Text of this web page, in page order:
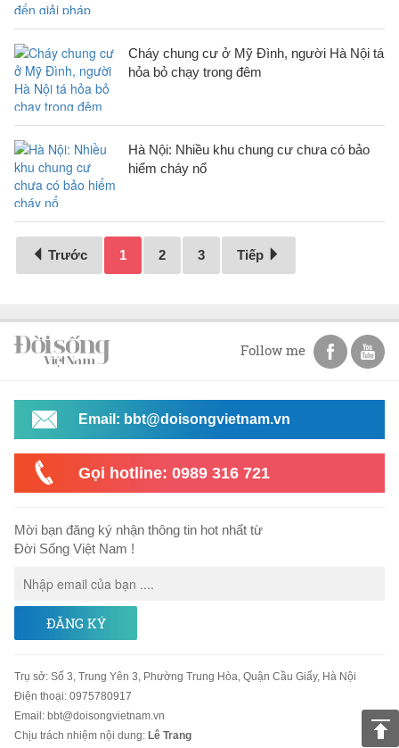
Cháy chung cư ở Mỹ Đình, người Hà Nội tá
hỏa bỏ chạy trong đêm
Hà Nội: Nhiều khu chung cư chưa có bảo
hiểm cháy nổ
Trước 1 2 3 Tiếp
Follow me
Email: bbt@doisongvietnam.vn
Gọi hotline: 0989 316 721
Mời bạn đăng ký nhận thông tin hot nhất từ
Đời Sống Việt Nam !
ĐĂNG KÝ
Trụ sở: Số 3, Trung Yên 3, Phường Trung Hòa, Quận Cầu Giấy, Hà Nội
Điện thoại: 0975780917
Email : bbt@doisongvietnam.vn
Chịu trách nhiệm nội dung: Lê Trang